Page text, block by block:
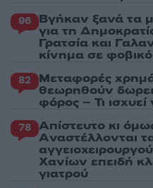
96 Βγήκαν ξανά τα
για τη
Γρατσία και
κίνημα σε
82 Μεταφορές
θεωρηθούν
φόρος – Τι ισχυεί
78 Απίστευτο κι
Aναστέλλονται
Χανίων επειδή
γιατρού